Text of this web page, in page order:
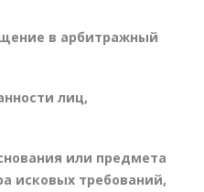
в арбитражный
лиц,
или предмета
исковых требований,